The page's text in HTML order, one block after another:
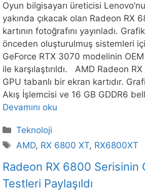
Oyun bilgisayarı üreticisi
yakında çıkacak olan Radeon RX
kartının fotoğrafını yayınladı.
önceden oluşturulmuş sistemleri
GeForce RTX 3070 modelinin
ile karşılaştırıldı. AMD Radeon
GPU tabanlı bir ekran kartıdır.
Akış İşlemcisi ve 16 GB GDDR6
Devamını oku
Kategoriler
Teknoloji
Etiketler
AMD, RX 6800 XT, RX6800XT
Radeon RX 6800 Serisinin
Testleri Paylaşıldı